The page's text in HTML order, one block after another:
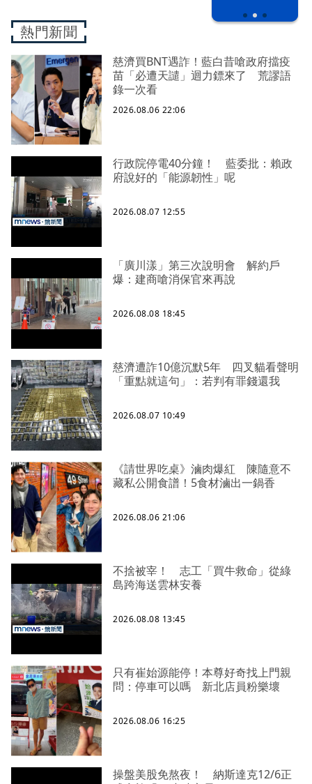
熱門新聞
慈濟買BNT遇詐！藍白昔嗆政府擋疫
苗「必遭天譴」迴力鏢來了 荒謬語
錄一次看
2026.08.06 22:06
行政院停電40分鐘！ 藍委批：賴政
府說好的「能源韌性」呢
2026.08.07 12:55
「廣川漾」第三次說明會 解約戶
爆：建商嗆消保官來再說
2026.08.08 18:45
慈濟遭詐10億沉默5年 四叉貓看聲明
「重點就這句」：若判有罪錢還我
2026.08.07 10:49
《請世界吃桌》滷肉爆紅 陳隨意不
藏私公開食譜！5食材滷出一鍋香
2026.08.06 21:06
不捨被宰！ 志工「買牛救命」從綠
島跨海送雲林安養
2026.08.08 13:45
只有崔始源能停！本尊好奇找上門親
問：停車可以嗎 新北店員粉樂壞
2026.08.06 16:25
操盤美股免熬夜！ 納斯達克12/6正